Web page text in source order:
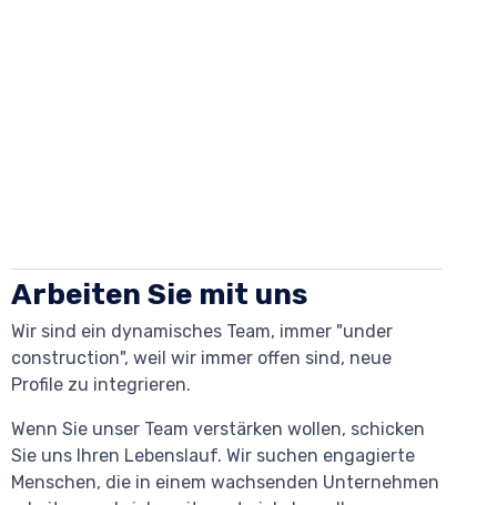
Arbeiten Sie mit uns
Wir sind ein dynamisches Team, immer "under
construction", weil wir immer offen sind, neue
Profile zu integrieren.
Wenn Sie unser Team verstärken wollen, schicken
Sie uns Ihren Lebenslauf. Wir suchen engagierte
Menschen, die in einem wachsenden Unternehmen